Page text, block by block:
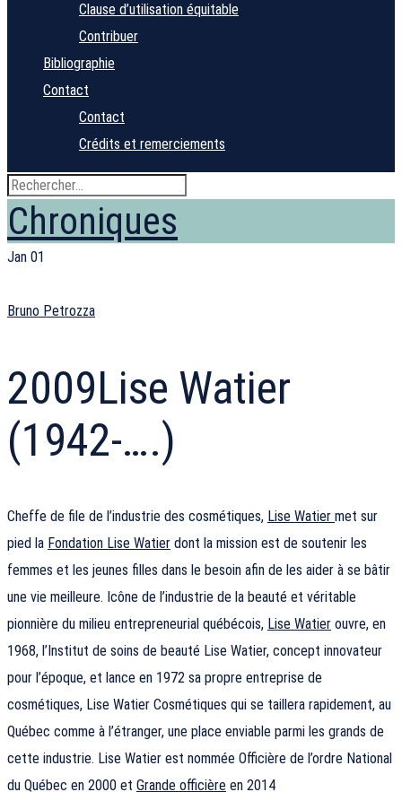
Clause d’utilisation équitable
Contribuer
Bibliographie
Contact
Contact
Crédits et remerciements
Chroniques
Jan 01
Bruno Petrozza
2009Lise Watier
(1942-….)
Cheffe de file de l’industrie des cosmétiques, Lise Watier met sur
pied la Fondation Lise Watier dont la mission est de soutenir les
femmes et les jeunes filles dans le besoin afin de les aider à se bâtir
une vie meilleure. Icône de l’industrie de la beauté et véritable
pionnière du milieu entrepreneurial québécois, Lise Watier ouvre, en
1968, l’Institut de soins de beauté Lise Watier, concept innovateur
pour l’époque, et lance en 1972 sa propre entreprise de
cosmétiques, Lise Watier Cosmétiques qui se taillera rapidement, au
Québec comme à l’étranger, une place enviable parmi les grands de
cette industrie. Lise Watier est nommée Officière de l’ordre National
du Québec en 2000 et Grande officière en 2014